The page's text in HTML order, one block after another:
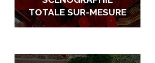
TOTALE SUR-MESURE